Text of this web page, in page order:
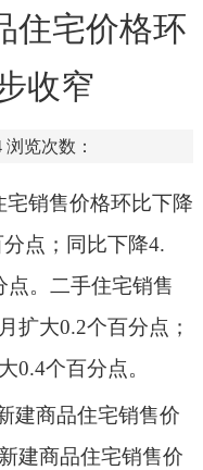
住宅价格环
收窄
浏览次数：
宅销售价格环比下降
点；同比下降4.
点。 二手住宅销售
扩大0.2个百分点；
0.4个百分点。
建商品住宅销售价
新建商品住宅销售价